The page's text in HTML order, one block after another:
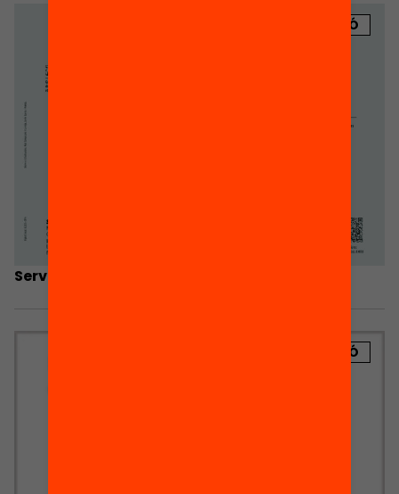
PUBLICACIÓ
Serveis que ofereixen les l’AMPA
PUBLICACIÓ